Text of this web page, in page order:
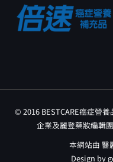
© 2016 BESTCARE癌症營
企業及麗登藥妝編輯
本網站由 醫
Design by